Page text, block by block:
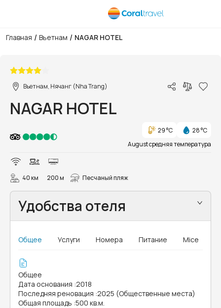
Главная / Вьетнам / NAGAR HOTEL
Вьетнам, Нячанг (Nha Trang)
NAGAR HOTEL
29 °C
28 °C
August средняя температура
40 км 200 м Песчаный пляж
Удобства отеля
Общее Услуги Номера Питание Mice
Общее
Дата основания :2018
Последняя реновация :2025 (Общественные места)
Общая площадь :500 кв.м.